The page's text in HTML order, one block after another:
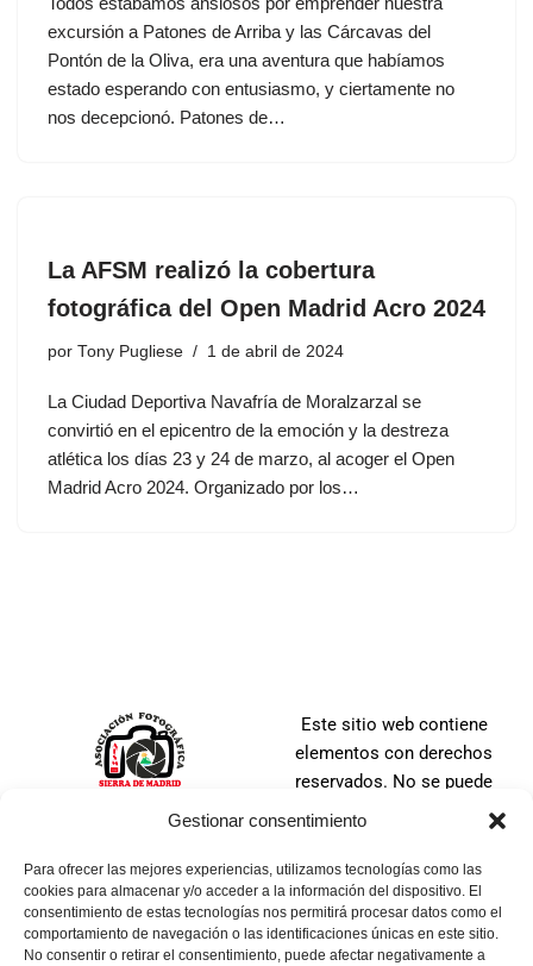
Gestionar consentimiento
Para ofrecer las mejores experiencias, utilizamos tecnologías como las
cookies para almacenar y/o acceder a la información del dispositivo. El
consentimiento de estas tecnologías nos permitirá procesar datos como el
comportamiento de navegación o las identificaciones únicas en este sitio.
No consentir o retirar el consentimiento, puede afectar negativamente a
excursión a Patones de Arriba y las Cárcavas del
Pontón de la Oliva, era una aventura que habíamos
estado esperando con entusiasmo, y ciertamente no
nos decepcionó. Patones de…
La AFSM realizó la cobertura
fotográfica del Open Madrid Acro 2024
por Tony Pugliese 1 de abril de 2024
La Ciudad Deportiva Navafría de Moralzarzal se
convirtió en el epicentro de la emoción y la destreza
atlética los días 23 y 24 de marzo, al acoger el Open
Madrid Acro 2024. Organizado por los…
Este sitio web contiene
elementos con derechos
reservados. No se puede
distribuir, copiar, publicar o
imágenes que en ella se
contienen, ya sea en todo o
en parte. No se puede tomar
una imagen, ni manipular,